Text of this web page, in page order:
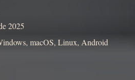
2025
macOS, Linux, Android